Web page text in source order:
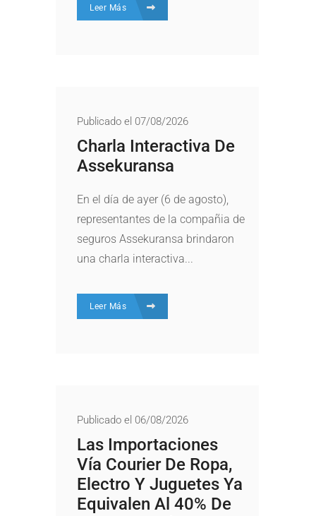
Leer Más
Publicado el 07/08/2026
Charla Interactiva De
Assekuransa
En el día de ayer (6 de agosto),
representantes de la compañia de
seguros Assekuransa brindaron
una charla interactiva...
Leer Más
Publicado el 06/08/2026
Las Importaciones
Vía Courier De Ropa,
Electro Y Juguetes Ya
Equivalen Al 40% De